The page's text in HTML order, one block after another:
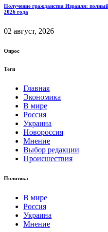
Получение гражданства Израиля:
2026 года
02 август, 2026
Опрос
Теги
Главная
Экономика
В мире
Россия
Украина
Новороссия
Мнение
Выбор редакции
Происшествия
Политика
В мире
Россия
Украина
Мнение